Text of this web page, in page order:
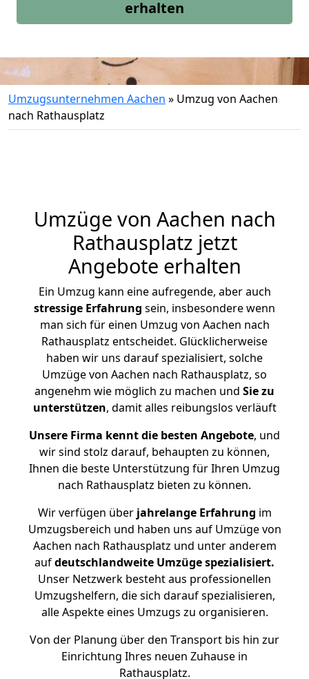
erhalten
Umzugsunternehmen Aachen » Umzug von Aachen
nach Rathausplatz
Umzüge von Aachen nach
Rathausplatz jetzt
Angebote erhalten
Ein Umzug kann eine aufregende, aber auch
stressige Erfahrung sein, insbesondere wenn
man sich für einen Umzug von Aachen nach
Rathausplatz entscheidet. Glücklicherweise
haben wir uns darauf spezialisiert, solche
Umzüge von Aachen nach Rathausplatz, so
angenehm wie möglich zu machen und Sie zu
unterstützen, damit alles reibungslos verläuft
Unsere Firma kennt die besten Angebote, und
wir sind stolz darauf, behaupten zu können,
Ihnen die beste Unterstützung für Ihren Umzug
nach Rathausplatz bieten zu können.
Wir verfügen überjahrelange Erfahrung im
Umzugsbereich und haben uns auf Umzüge von
Aachen nach Rathausplatz und unter anderem
aufdeutschlandweite Umzüge spezialisiert.
Unser Netzwerk besteht aus professionellen
Umzugshelfern, die sich darauf spezialisieren,
alle Aspekte eines Umzugs zu organisieren.
Von der Planung über den Transport bis hin zur
Einrichtung Ihres neuen Zuhause in
Rathausplatz.